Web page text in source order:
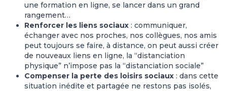
une formation en ligne, se lancer dans un grand
rangement…
Renforcer les liens sociaux : communiquer,
échanger avec nos proches, nos collègues, nos amis
peut toujours se faire, à distance, on peut aussi créer
de nouveaux liens en ligne, la “distanciation
physique” n’impose pas la “distanciation sociale”
Compenser la perte des loisirs sociaux : dans cette
situation inédite et partagée ne restons pas isolés,